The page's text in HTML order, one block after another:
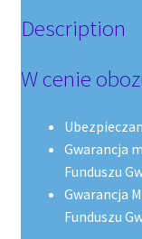
Description
W cenie
Gwarancja
Funduszu
Gwarancja
Funduszu